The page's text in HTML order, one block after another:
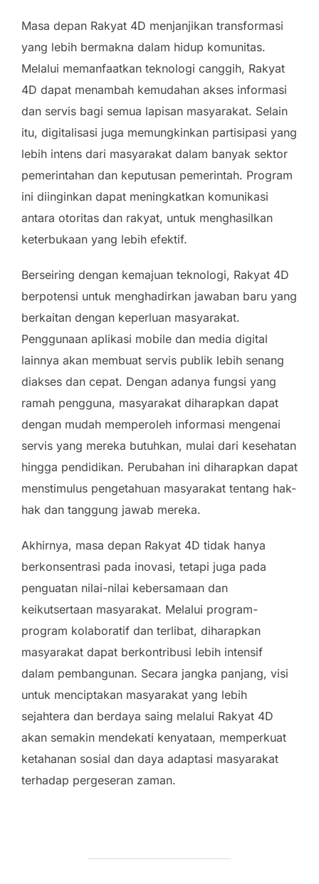
Masa depan Rakyat 4D menjanjikan transformasi
yang lebih bermakna dalam hidup komunitas.
Melalui memanfaatkan teknologi canggih, Rakyat
4D dapat menambah kemudahan akses informasi
dan servis bagi semua lapisan masyarakat. Selain
itu, digitalisasi juga memungkinkan partisipasi yang
lebih intens dari masyarakat dalam banyak sektor
pemerintahan dan keputusan pemerintah. Program
ini diinginkan dapat meningkatkan komunikasi
antara otoritas dan rakyat, untuk menghasilkan
keterbukaan yang lebih efektif.
Berseiring dengan kemajuan teknologi, Rakyat 4D
berpotensi untuk menghadirkan jawaban baru yang
berkaitan dengan keperluan masyarakat.
Penggunaan aplikasi mobile dan media digital
lainnya akan membuat servis publik lebih senang
diakses dan cepat. Dengan adanya fungsi yang
ramah pengguna, masyarakat diharapkan dapat
dengan mudah memperoleh informasi mengenai
servis yang mereka butuhkan, mulai dari kesehatan
hingga pendidikan. Perubahan ini diharapkan dapat
menstimulus pengetahuan masyarakat tentang hak-
hak dan tanggung jawab mereka.
Akhirnya, masa depan Rakyat 4D tidak hanya
berkonsentrasi pada inovasi, tetapi juga pada
penguatan nilai-nilai kebersamaan dan
keikutsertaan masyarakat. Melalui program-
program kolaboratif dan terlibat, diharapkan
masyarakat dapat berkontribusi lebih intensif
dalam pembangunan. Secara jangka panjang, visi
untuk menciptakan masyarakat yang lebih
sejahtera dan berdaya saing melalui Rakyat 4D
akan semakin mendekati kenyataan, memperkuat
ketahanan sosial dan daya adaptasi masyarakat
terhadap pergeseran zaman.